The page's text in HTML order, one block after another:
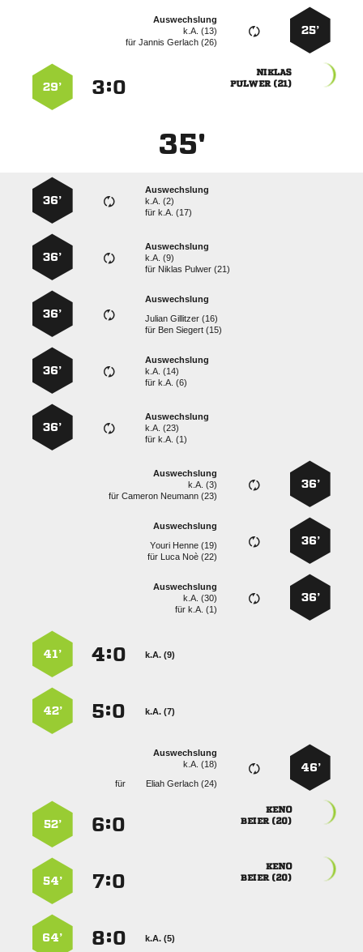
25’
Auswechslung
k.A. (13)
für  

 
:
29’
35'
Auswechslung
k.A. (2)
fürk.A. (17)
36’
Auswechslung
k.A. (9)
für   
36’
Auswechslung
  
für   
36’
Auswechslung
k.A. (14)
fürk.A. (6)
36’
Auswechslung
k.A. (23)
fürk.A. (1)
36’
36’
Auswechslung
k.A. (3)
für  
36’
Auswechslung
  
für   
36’
Auswechslung
k.A. (30)
fürk.A. (1)
k.A. (9)
:
41’
k.A. (7)
:
42’
46’
Auswechslung
k.A. (18)
für
  

 
:
52’

 
:
54’
k.A. (5)
:
64’